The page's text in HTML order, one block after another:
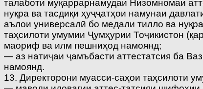
талаботи муқаррарнамудаи Низомномаи
нуқра ва тасдиқи ҳуҷҷатҳои намунаи
аълои универсалӣ бо медали тилло ва
таҳсилоти умумии Ҷумҳурии Тоҷикистон
маориф ва илм пешниҳод намоянд;
— аз натиҷаи ҷамъбасти аттестатсия ба
намоянд.
13. Директорони муасси-саҳои таҳсилоти